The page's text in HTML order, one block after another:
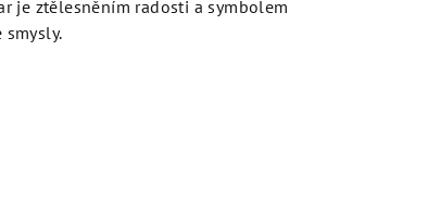
je ztělesněním radosti a symbolem